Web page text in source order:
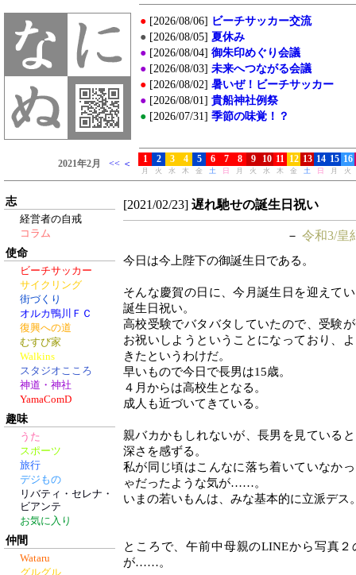
志
経営者の自戒
コラム
使命
ビーチサッカー
サイクリング
街づくり
オルカ鴨川ＦＣ
復興への道
むすび家
Walkins
スタジオこころ
神道・神社
YamaComD
趣味
うた
スポーツ
旅行
デジもの
リバティ・セレナ・
ビアンテ
お気に入り
仲間
Wataru
グルグル
[2021/02/23] 遅れ馳せの誕生日祝い
－ 令和3/皇
今日は今上陛下の御誕生日である。
そんな慶賀の日に、今月誕生日を迎えて
誕生日祝い。
高校受験でバタバタしていたので、受験
お祝いしようということになっており、
きたというわけだ。
早いもので今日で長男は15歳。
４月からは高校生となる。
成人も近づいてきている。
親バカかもしれないが、長男を見ている
深さを感ずる。
私が同じ頃はこんなに落ち着いていなか
ゃだったような気が……。
いまの若いもんは、みな基本的に立派デス
ところで、午前中母親のLINEから写真
が……。